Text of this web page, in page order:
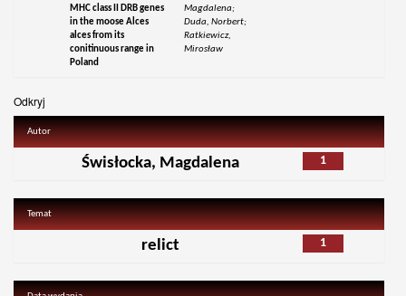
MHC class II DRB genes
in the moose Alces
alces from its
conitinuous range in
Poland
Magdalena;
Duda, Norbert;
Ratkiewicz,
Mirosław
Odkryj
Autor
1
Świsłocka, Magdalena
Temat
1
relict